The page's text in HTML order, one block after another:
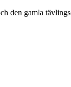
den gamla